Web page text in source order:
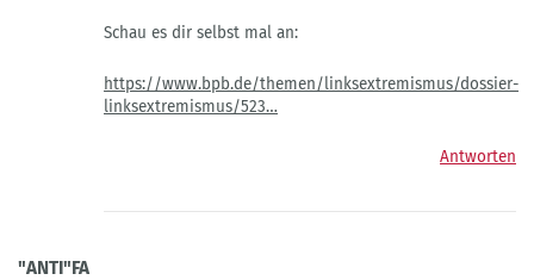
Schau es dir selbst mal an:
https://www.bpb.de/themen/linksextremismus/dossier-
linksextremismus/523…
Antworten
"ANTI"FA